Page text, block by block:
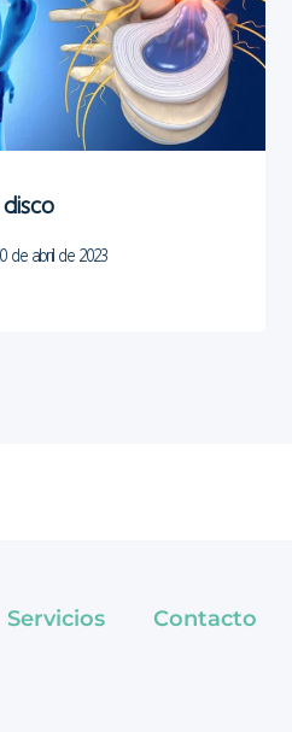
disco
de abril de 2023
Servicios Contacto